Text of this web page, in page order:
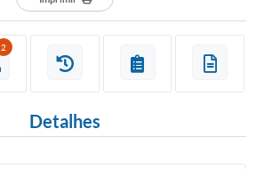
2
Detalhes